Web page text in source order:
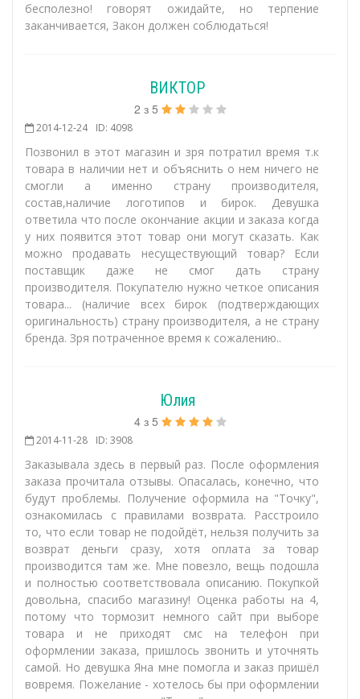
бесполезно! говорят ожидайте, но терпение
заканчивается, Закон должен соблюдаться!
ВИКТОР
2 з 5
2014-12-24 ID: 4098
Позвонил в этот магазин и зря потратил время т.к
товара в наличии нет и объяснить о нем ничего не
смогли а именно страну производителя,
состав,наличие логотипов и бирок. Девушка
ответила что после окончание акции и заказа когда
у них появится этот товар они могут сказать. Как
можно продавать несуществующий товар? Если
поставщик даже не смог дать страну
производителя. Покупателю нужно четкое описания
товара... (наличие всех бирок (подтверждающих
оригинальность) страну производителя, а не страну
бренда. Зря потраченное время к сожалению..
Юлия
4з 5
2014-11-28 ID: 3908
Заказывала здесь в первый раз. После оформления
заказа прочитала отзывы. Опасалась, конечно, что
будут проблемы. Получение оформила на "Точку",
ознакомилась с правилами возврата. Расстроило
то, что если товар не подойдёт, нельзя получить за
возврат деньги сразу, хотя оплата за товар
производится там же. Мне повезло, вещь подошла
и полностью соответствовала описанию. Покупкой
довольна, спасибо магазину! Оценка работы на 4,
потому что тормозит немного сайт при выборе
товара и не приходят смс на телефон при
оформлении заказа, пришлось звонить и уточнять
самой. Но девушка Яна мне помогла и заказ пришёл
вовремя. Пожелание - хотелось бы при оформлении